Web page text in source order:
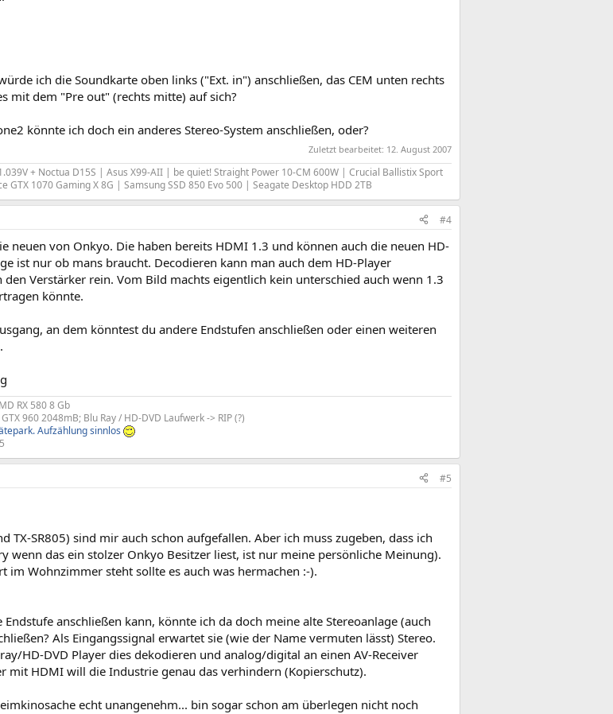
ich die Soundkarte oben links ("Ext. in") anschließen, das CEM unten rechts
mit dem "Pre out" (rechts mitte) auf sich?
könnte ich doch ein anderes Stereo-System anschließen, oder?
Zuletzt bearbeitet: 12. August 2007
+ Noctua D15S | Asus X99-AII | be quiet! Straight Power 10-CM 600W | Crucial Ballistix Sport
GTX 1070 Gaming X 8G | Samsung SSD 850 Evo 500 | Seagate Desktop HDD 2TB
#4
neuen von Onkyo. Die haben bereits HDMI 1.3 und können auch die neuen HD-
ist nur ob mans braucht. Decodieren kann man auch dem HD-Player
Verstärker rein. Vom Bild machts eigentlich kein unterschied auch wenn 1.3
könnte.
an dem könntest du andere Endstufen anschließen oder einen weiteren
RX 580 8 Gb
960 2048mB; Blu Ray / HD-DVD Laufwerk -> RIP (?)
Aufzählung sinnlos
#5
TX-SR805) sind mir auch schon aufgefallen. Aber ich muss zugeben, dass ich
wenn das ein stolzer Onkyo Besitzer liest, ist nur meine persönliche Meinung).
im Wohnzimmer steht sollte es auch was hermachen :-).
anschließen kann, könnte ich da doch meine alte Stereoanlage (auch
Als Eingangssignal erwartet sie (wie der Name vermuten lässt) Stereo.
HD-DVD Player dies dekodieren und analog/digital an einen AV-Receiver
mit HDMI will die Industrie genau das verhindern (Kopierschutz).
echt unangenehm... bin sogar schon am überlegen nicht noch